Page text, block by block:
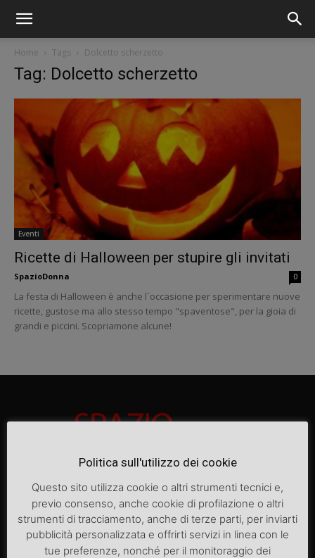
Home Tags Dolcetto scherzetto
Tag: Dolcetto scherzetto
Eventi
Ricette di Halloween per stupire gli invitati
SpazioDonna 0
La festa di Halloween è anche l´occasione per sperimentare nuove
ricette, gustose ma allo stesso tempo "spaventose", per la gioia di
grandi e piccini. Scopriamone alcune!
ARTICOLI POPOLARI
Articolo di prova
Politica sull'utilizzo dei cookie
Questo sito utilizza cookie o altri strumenti tecnici e,
previo consenso, anche cookie di profilazione o altri
strumenti di tracciamento, anche di terze parti, per inviarti
pubblicità personalizzata e offrirti servizi in linea con le
tue preferenze, nonché per il monitoraggio dei